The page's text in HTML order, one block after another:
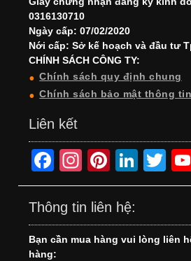
0316130710
Ngày cấp: 07/02/2020
Nới cấp: Sở kế hoạch và đầu tư
CHÍNH SÁCH CÔNG TY:
Chính sách quy định chung
Chính sách bảo mật thông tin
Liên kết
F
a
c
e
b
In
st
a
gr
a
Pi
nt
er
e
st
Li
n
e
dI
T
wi
er
Thông tin liên hệ:
Bạn cần mua hàng vui lòng liên
hàng: